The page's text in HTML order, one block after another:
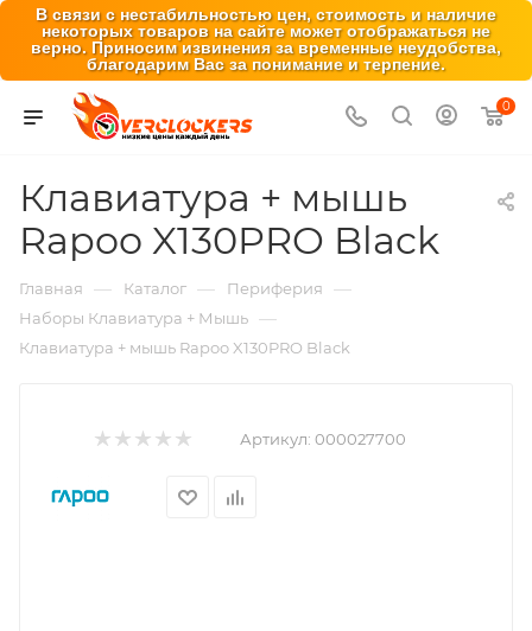
В связи с нестабильностью цен, стоимость и наличие
некоторых товаров на сайте может отображаться не
верно. Приносим извинения за временные неудобства,
благодарим Вас за понимание и терпение.
0
Клавиатура + мышь
Rapoo X130PRO Black
Главная — Каталог — Периферия —
Наборы Клавиатура + Мышь —
Клавиатура + мышь Rapoo X130PRO Black
Артикул: 000027700